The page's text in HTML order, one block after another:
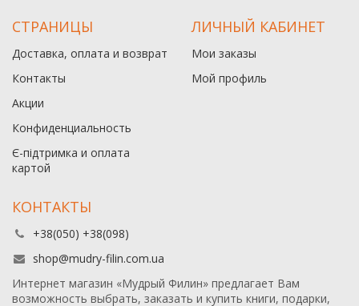
СТРАНИЦЫ
Доставка, оплата и возврат
Контакты
Акции
Конфиденциальность
Є-підтримка и оплата
картой
ЛИЧНЫЙ КАБИНЕТ
Мои заказы
Мой профиль
КОНТАКТЫ
+38(050) +38(098)
shop@mudry-filin.com.ua
Интернет магазин «Мудрый Филин» предлагает Вам
возможность выбрать, заказать и купить книги, подарки,